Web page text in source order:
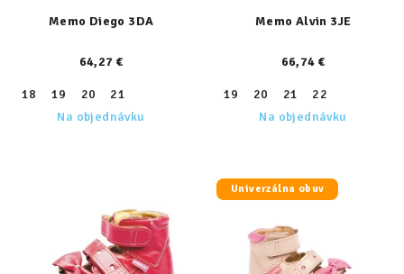
Memo Diego 3DA
64,27 €
18 19 20
21
Na objednávku
Memo Alvin 3JE
66,74 €
19 20 21
22
Na objednávku
Univerzálna obuv